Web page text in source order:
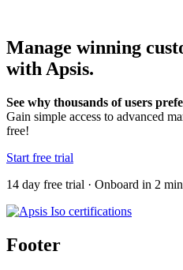
Manage winning
with Apsis.
See why thousands of users
Gain simple access to advanced
free!
Start free trial
14 day free trial · Onboard in 2
Footer